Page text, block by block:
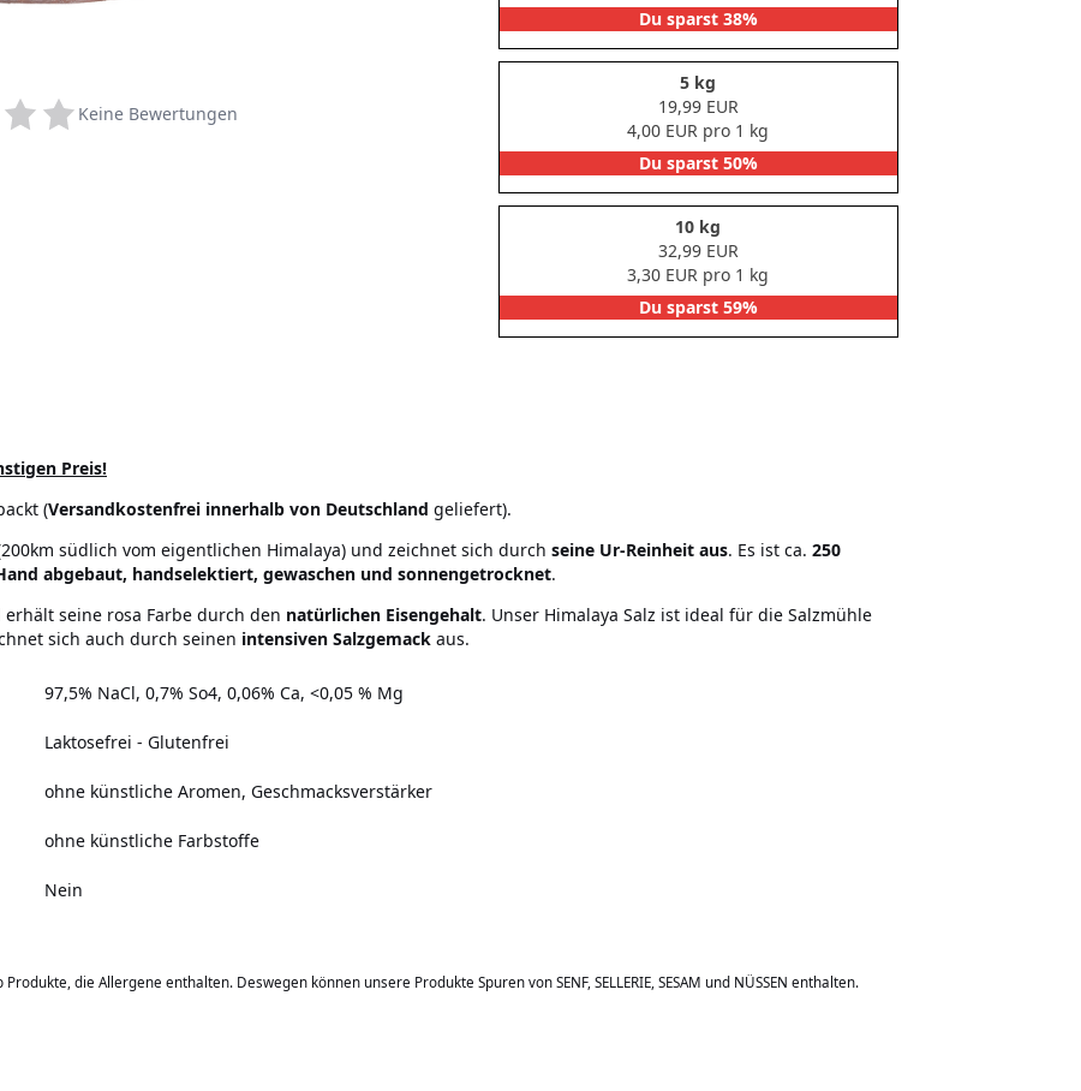
Keine Bewertungen
Du sparst 38%
5 kg
19,99 EUR
4,00 EUR pro 1 kg
Du sparst 50%
10 kg
32,99 EUR
3,30 EUR pro 1 kg
Du sparst 59%
Preis!
(Versandkostenfrei innerhalb von Deutschland geliefert).
südlich vom eigentlichen Himalaya) und zeichnet sich durch seine Ur-Reinheit aus. Es ist ca. 250
abgebaut, handselektiert, gewaschen und sonnengetrocknet.
erhält seine rosa Farbe durch den natürlichen Eisengehalt. Unser Himalaya Salz ist ideal für die Salzmühle
sich auch durch seinen intensiven Salzgemack aus.
97,5% NaCl, 0,7% So4, 0,06% Ca, <0,05 % Mg
Laktosefrei - Glutenfrei
ohne künstliche Aromen, Geschmacksverstärker
ohne künstliche Farbstoffe
Nein
die Allergene enthalten. Deswegen können unsere Produkte Spuren von SENF, SELLERIE, SESAM und NÜSSEN enthalten.